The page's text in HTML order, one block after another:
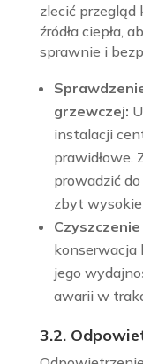
zlecić przegląd
źródła ciepła,
sprawnie i
grzewczej:
instalacji
prawidłowe.
prowadzić
zbyt wysokie
Czyszczenie
konserwacja
jego
awarii w
3.2.